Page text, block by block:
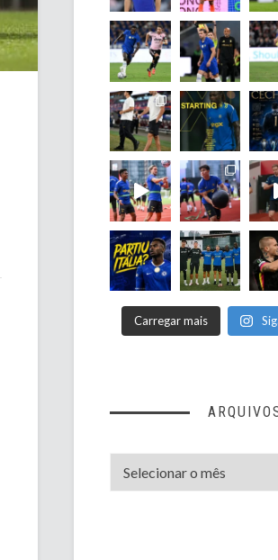
Carregar mais